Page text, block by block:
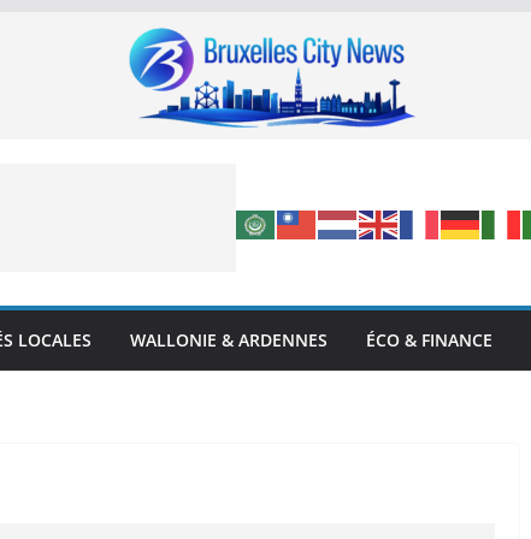
LOCALES WALLONIE & ARDENNES ÉCO & FINANCE